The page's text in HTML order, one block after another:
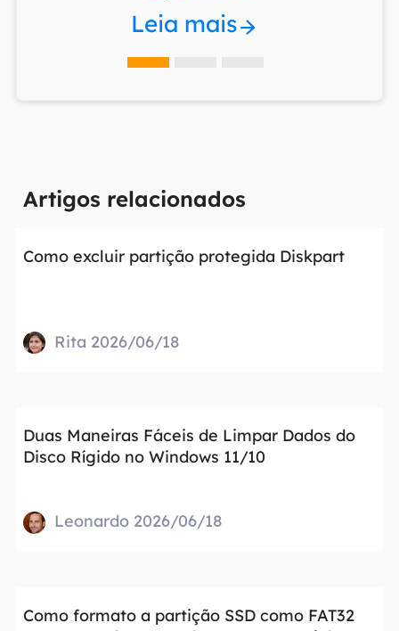
Leia mais
Artigos relacionados
Como excluir partição protegida Diskpart
Rita 2026/06/18
Duas Maneiras Fáceis de Limpar Dados do
Disco Rígido no Windows 11/10
Leonardo 2026/06/18
Como formato a partição SSD como FAT32